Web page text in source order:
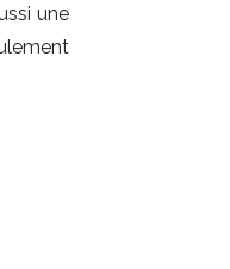
une